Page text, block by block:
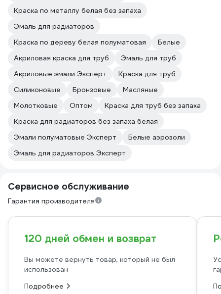
Краска по металлу белая без запаха
Эмаль для радиаторов
Краска по дереву белая полуматовая
Белые
Акриловая краска для труб
Эмаль для труб
Акриловые эмали Эксперт
Краска для труб
Силиконовые
Бронзовые
Масляные
Молотковые
Оптом
Краска для труб без запаха
Краска для радиаторов без запаха белая
Эмали полуматовые Эксперт
Белые аэрозоли
Эмаль для радиаторов Эксперт
Сервисное обслуживание
Гарантия производителя
120 дней обмен и возврат
Вы можете вернуть товар, который не был
использован
Подробнее